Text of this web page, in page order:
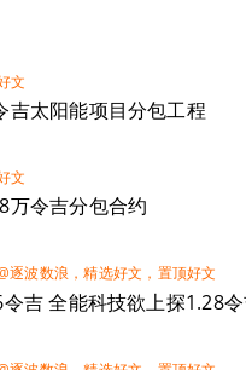
文
吉太阳能项目分包工程
文
万令吉分包合约
逐波数浪 ，精选好文 ， 置顶好文
吉 全能科技欲上探1.28